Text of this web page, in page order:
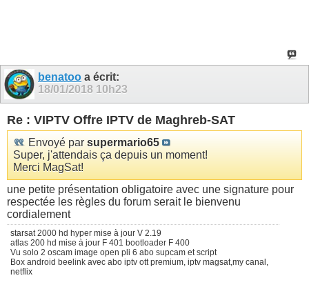
benatoo a écrit:
18/01/2018 10h23
Re : VIPTV Offre IPTV de Maghreb-SAT
Envoyé par supermario65
Super, j'attendais ça depuis un moment!
Merci MagSat!
une petite présentation obligatoire avec une signature pour
respectée les règles du forum serait le bienvenu
cordialement
starsat 2000 hd hyper mise à jour V 2.19
atlas 200 hd mise à jour F 401 bootloader F 400
Vu solo 2 oscam image open pli 6 abo supcam et script
Box android beelink avec abo iptv ott premium, iptv magsat,my canal,
netflix